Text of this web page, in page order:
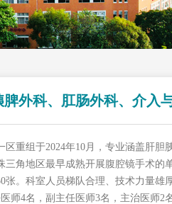
外科、肛肠外科、介入
重组于2024年10月，专业涵盖肝胆
三角地区最早成熟开展腹腔镜手术的
张。科室人员梯队合理、技术力量雄
师4名，副主任医师3名，主治医师2